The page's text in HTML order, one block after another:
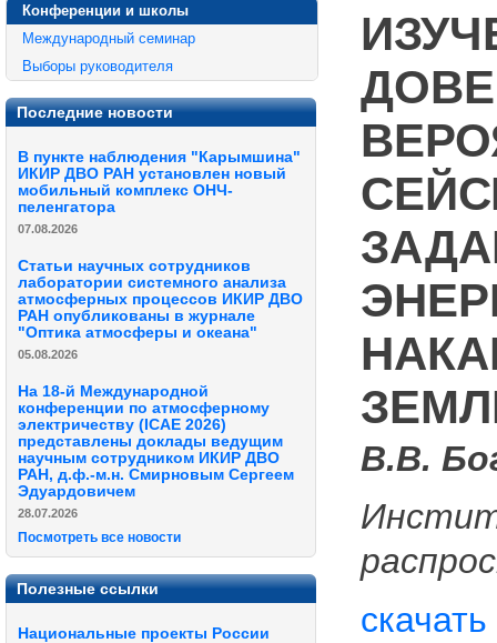
Конференции и школы
Международный семинар
Выборы руководителя
Последние новости
В пункте наблюдения "Карымшина"
ИКИР ДВО РАН установлен новый
мобильный комплекс ОНЧ-
пеленгатора
07.08.2026
Статьи научных сотрудников
лаборатории системного анализа
атмосферных процессов ИКИР ДВО
РАН опубликованы в журнале
"Оптика атмосферы и океана"
05.08.2026
На 18-й Международной
конференции по атмосферному
электричеству (ICAE 2026)
представлены доклады ведущим
научным сотрудником ИКИР ДВО
РАН, д.ф.-м.н. Смирновым Сергеем
Эдуардовичем
28.07.2026
Посмотреть все новости
Полезные ссылки
Национальные проекты России
В.В.
скачать